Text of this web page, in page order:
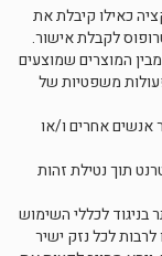
כאילו קיבלת את
לקבלת אישור.
המוצרים שמוצעים
משפטיות של
אנשים אחרים ו/או
תוך נטילת זהות
לכללי השימוש
לכל נזק ישיר